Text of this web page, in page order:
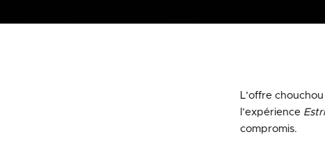
L’offre
l’expérience
compromis.